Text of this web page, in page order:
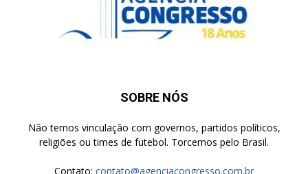
SOBRE NÓS
Não temos vinculação com governos, partidos políticos,
religiões ou times de futebol. Torcemos pelo Brasil.
Contato: contato@agenciacongresso.com.br